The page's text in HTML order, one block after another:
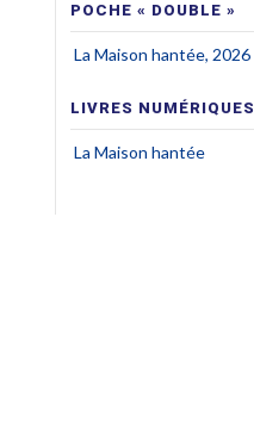
POCHE « DOUBLE »
La Maison hantée, 2026
LIVRES NUMÉRIQUES
La Maison hantée